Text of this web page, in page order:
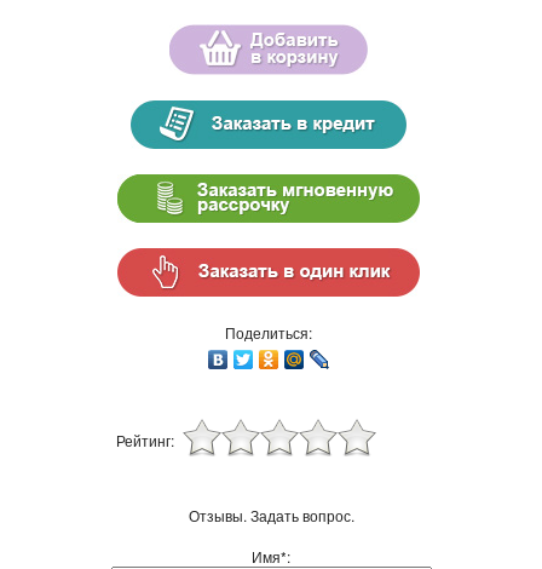
Поделиться:
Рейтинг:
Отзывы. Задать вопрос.
Имя*: